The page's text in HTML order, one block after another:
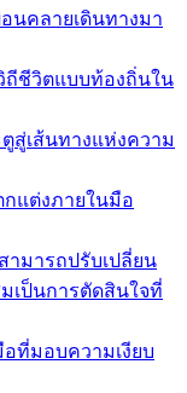
อนคลายเดินทางมา
ถีชีวิตแบบท้องถิ่นใน
ตูสู่เส้นทางแห่งความ
แต่งภายในมือ
ามารถปรับเปลี่ยน
เป็นการตัดสินใจที่
อที่มอบความเงียบ